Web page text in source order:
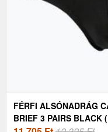
FÉRFI ALSÓNADRÁG
BRIEF 3 PAIRS BLACK